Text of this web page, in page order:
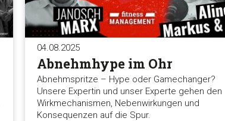
04.08.2025
Abnehmhype im Ohr
Abnehmspritze – Hype oder Gamechanger?
Unsere Expertin und unser Experte gehen den
Wirkmechanismen, Nebenwirkungen und
Konsequenzen auf die Spur.